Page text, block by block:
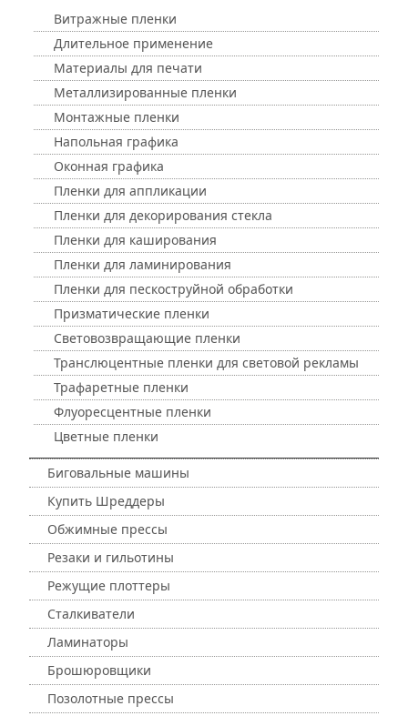
Витражные пленки
Длительное применение
Материалы для печати
Металлизированные пленки
Монтажные пленки
Напольная графика
Оконная графика
Пленки для аппликации
Пленки для декорирования стекла
Пленки для каширования
Пленки для ламинирования
Пленки для пескоструйной обработки
Призматические пленки
Световозвращающие пленки
Транслюцентные пленки для световой рекламы
Трафаретные пленки
Флуоресцентные пленки
Цветные пленки
Биговальные машины
Купить Шреддеры
Обжимные прессы
Резаки и гильотины
Режущие плоттеры
Сталкиватели
Ламинаторы
Брошюровщики
Позолотные прессы